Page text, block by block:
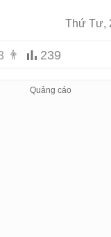
Thứ Tư,
👨 239